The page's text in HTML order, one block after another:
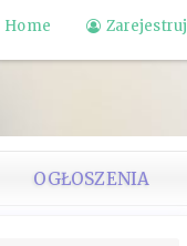
Home Zarejestruj
OGŁOSZENIA